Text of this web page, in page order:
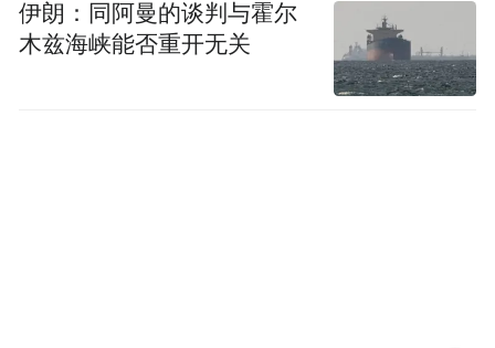
伊朗：同阿曼的谈判与霍尔
木兹海峡能否重开无关